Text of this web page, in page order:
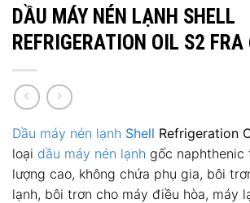
DẦU MÁY NÉN LẠNH SHELL
REFRIGERATION OIL S2 FRA
Dầu máy nén lạnh Shell Refrigeration
loại dầu máy nén lạnh gốc naphthenic
lượng cao, không chứa phụ gia, bôi
lạnh, bôi trơn cho máy điều hòa, máy